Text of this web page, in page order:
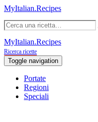
MyItalian.Recipes
MyItalian.Recipes
Ricerca ricette
Toggle navigation
Portate
Regioni
Speciali